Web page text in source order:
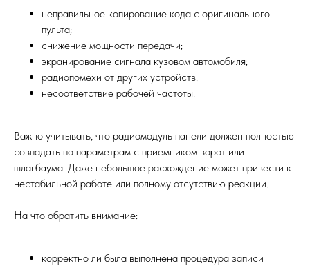
неправильное копирование кода с оригинального
пульта;
снижение мощности передачи;
экранирование сигнала кузовом автомобиля;
радиопомехи от других устройств;
несоответствие рабочей частоты.
Важно учитывать, что радиомодуль панели должен полностью
совпадать по параметрам с приемником ворот или
шлагбаума. Даже небольшое расхождение может привести к
нестабильной работе или полному отсутствию реакции.
На что обратить внимание:
корректно ли была выполнена процедура записи